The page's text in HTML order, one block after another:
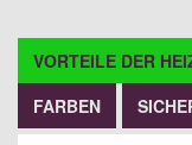
VORTEILE DER
FARBEN